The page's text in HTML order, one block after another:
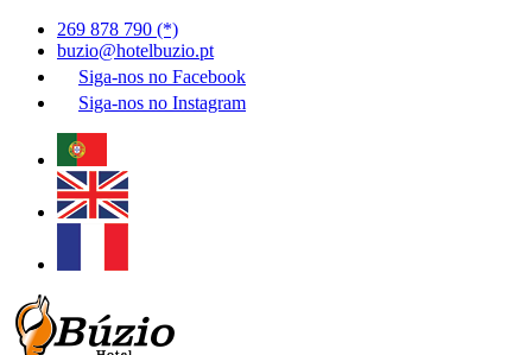
269 878 790 (*)
buzio@hotelbuzio.pt
Siga-nos no Facebook
Siga-nos no Instagram